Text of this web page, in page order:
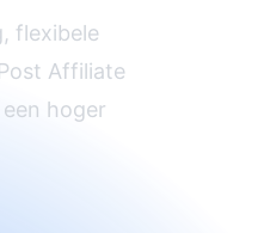
, flexibele
Affiliate
hoger